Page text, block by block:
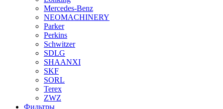
Mercedes-Benz
NEOMACHINERY
Parker
Perkins
Schwitzer
SDLG
SHAANXI
SKF
SORL
Terex
ZWZ
Фильтры